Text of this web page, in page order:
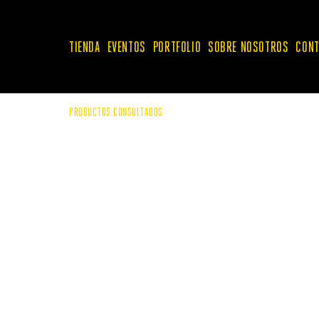
TIENDA
ACCESORIOS
EVENTOS PORTFOLIO SOBRE NOSOTROS
PRODUCTOS CONSULTADOS